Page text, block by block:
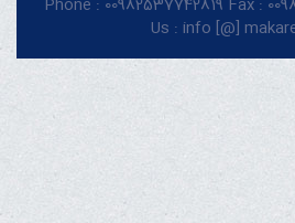
Phone : 00982537742819 Fax :
Us : info [@]